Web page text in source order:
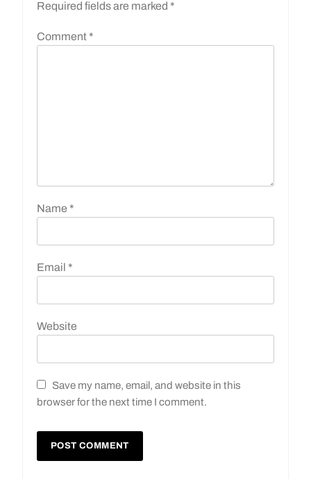
Required fields are marked *
Comment *
Name *
Email *
Website
Save my name, email, and website in this
browser for the next time I comment.